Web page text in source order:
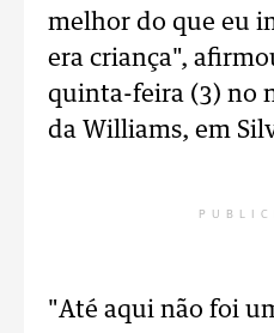
melhor do que eu
era criança",
quinta-feira (3) no
da Williams, em
"Até aqui não foi